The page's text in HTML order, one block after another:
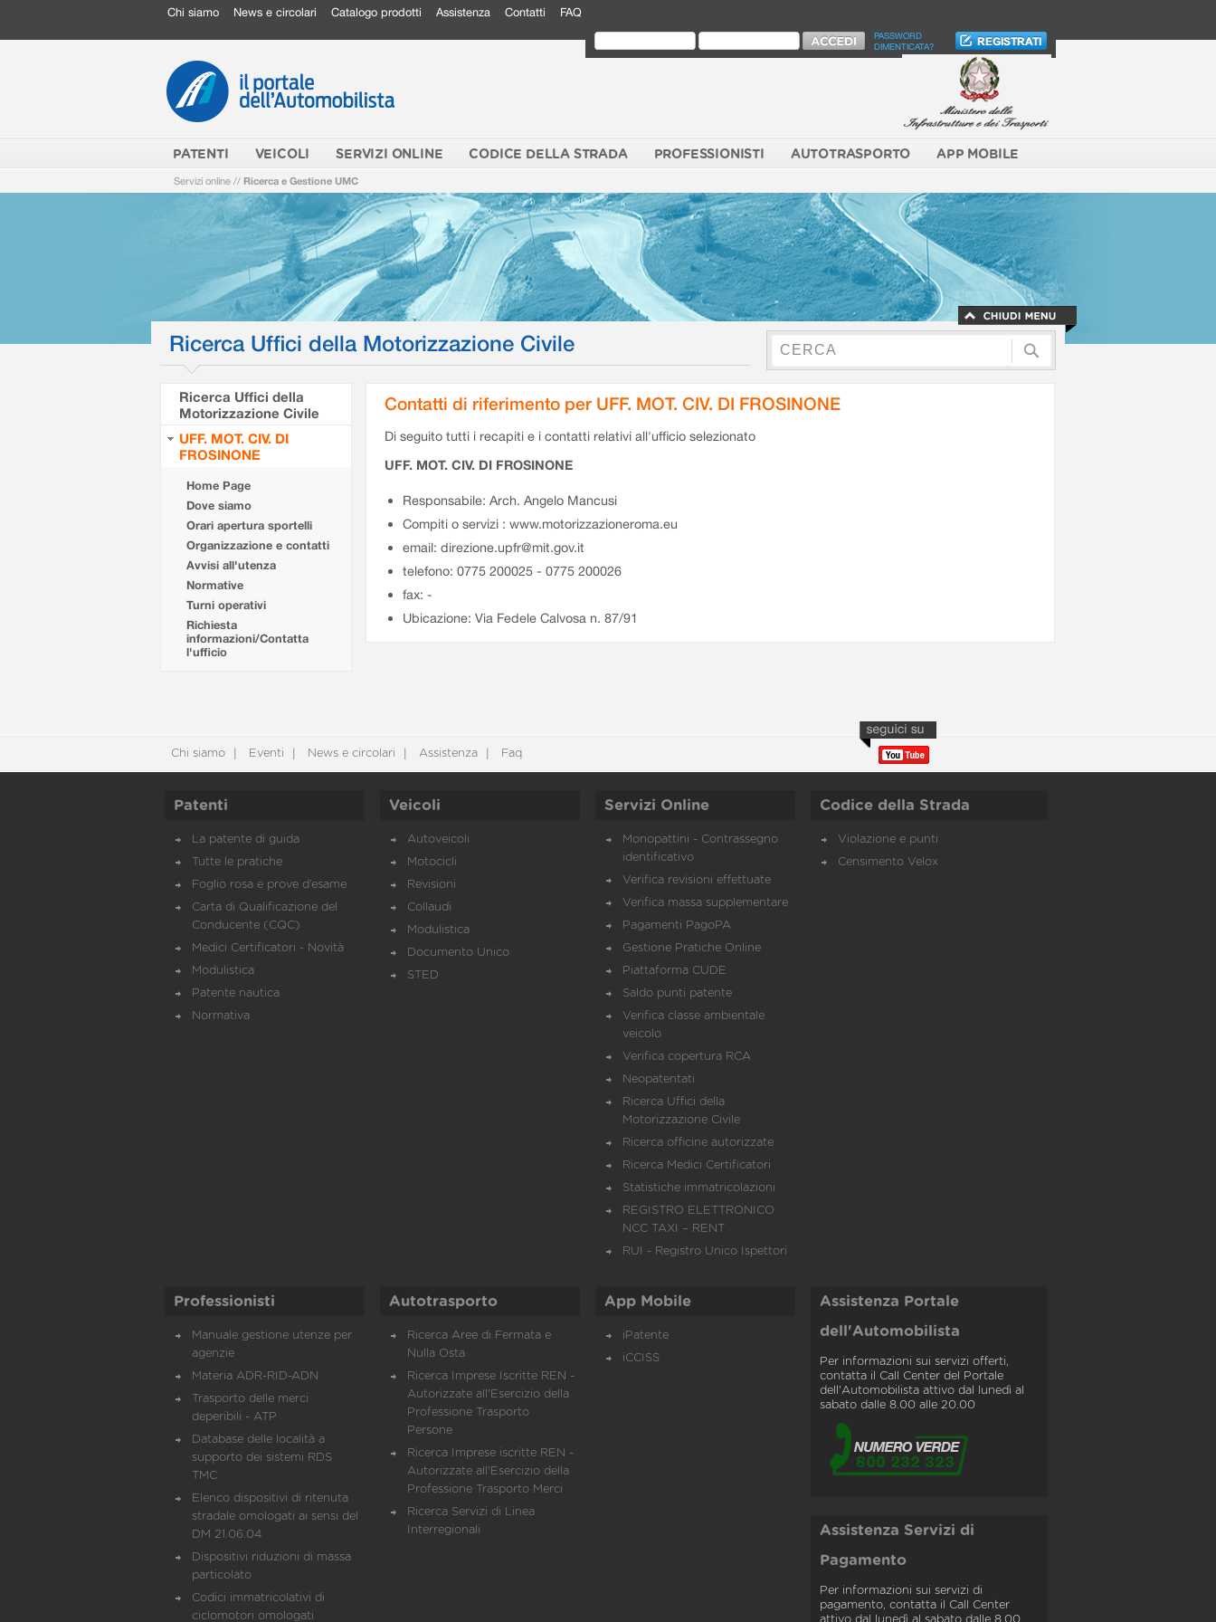
Chi siamo News e circolari Catalogo prodotti Assistenza Contatti FAQ
PASSWORD
DIMENTICATA?
PATENTI VEICOLI SERVIZI ONLINE CODICE DELLA STRADA PROFESSIONISTI AUTOTRASPORTO APP MOBILE
Servizi online // Ricerca e Gestione UMC
Ricerca Uffici della Motorizzazione Civile
Ricerca Uffici della
Motorizzazione Civile
UFF. MOT. CIV. DI
FROSINONE
Home Page
Dove siamo
Orari apertura sportelli
Organizzazione e contatti
Avvisi all'utenza
Normative
Turni operativi
Richiesta
informazioni/Contatta
l'ufficio
Contatti di riferimento per UFF. MOT. CIV. DI FROSINONE
Di seguito tutti i recapiti e i contatti relativi all'ufficio selezionato
UFF. MOT. CIV. DI FROSINONE
Responsabile: Arch. Angelo Mancusi
Compiti o servizi : www.motorizzazioneroma.eu
email: direzione.upfr@mit.gov.it
telefono: 0775 200025 - 0775 200026
fax: -
Ubicazione: Via Fedele Calvosa n. 87/91
Chi siamo Eventi News e circolari Assistenza Faq
Patenti
La patente di guida
Tutte le pratiche
Foglio rosa e prove d’esame
Carta di Qualificazione del
Conducente (CQC)
Medici Certificatori - Novità
Modulistica
Patente nautica
Normativa
Veicoli
Autoveicoli
Motocicli
Revisioni
Collaudi
Modulistica
Documento Unico
STED
Servizi Online
Monopattini - Contrassegno
identificativo
Verifica revisioni effettuate
Verifica massa supplementare
Pagamenti PagoPA
Gestione Pratiche Online
Piattaforma CUDE
Saldo punti patente
Verifica classe ambientale
veicolo
Verifica copertura RCA
Neopatentati
Ricerca Uffici della
Motorizzazione Civile
Ricerca officine autorizzate
Ricerca Medici Certificatori
Statistiche immatricolazioni
REGISTRO ELETTRONICO
NCC TAXI – RENT
RUI - Registro Unico Ispettori
Codice della Strada
Violazione e punti
Censimento Velox
Professionisti
Manuale gestione utenze per
agenzie
Materia ADR-RID-ADN
Trasporto delle merci
deperibili - ATP
Database delle località a
supporto dei sistemi RDS
TMC
Elenco dispositivi di ritenuta
stradale omologati ai sensi del
DM 21.06.04
Dispositivi riduzioni di massa
particolato
Codici immatricolativi di
ciclomotori omologati
Autotrasporto
Ricerca Aree di Fermata e
Nulla Osta
Ricerca Imprese Iscritte REN -
Autorizzate all'Esercizio della
Professione Trasporto
Persone
Ricerca Imprese iscritte REN -
Autorizzate all'Esercizio della
Professione Trasporto Merci
Ricerca Servizi di Linea
Interregionali
App Mobile
iPatente
iCCISS
Assistenza Portale
dell'Automobilista
Per informazioni sui servizi offerti,
contatta il Call Center del Portale
dell'Automobilista attivo dal lunedì al
sabato dalle 8.00 alle 20.00
Assistenza Servizi di
Pagamento
Per informazioni sui servizi di
pagamento, contatta il Call Center